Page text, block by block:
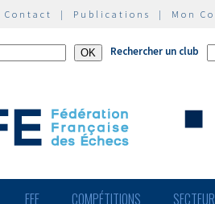
Contact | Publications | Mon
Rechercher un club
FFE COMPÉTITIONS